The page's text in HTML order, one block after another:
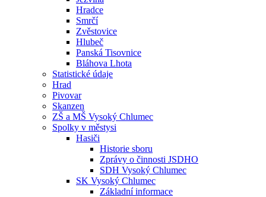
Hradce
Smrčí
Zvěstovice
Hlubeč
Panská Tisovnice
Bláhova Lhota
Statistické údaje
Hrad
Pivovar
Skanzen
ZŠ a MŠ Vysoký Chlumec
Spolky v městysi
Hasiči
Historie sboru
Zprávy o činnosti JSDHO
SDH Vysoký Chlumec
SK Vysoký Chlumec
Základní informace